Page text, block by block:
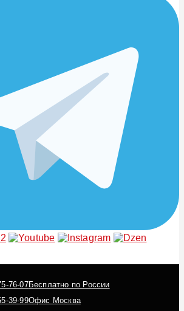
76-07Бесплатно по России
39-99Офис Москва